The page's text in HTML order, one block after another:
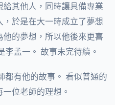
其他人，同時讓具備專業
於是在大一時成立了夢想
的夢想，所以他後來更喜
孟一。 故事未完待續。
都有他的故事。 看似普通的
位老師的理想。